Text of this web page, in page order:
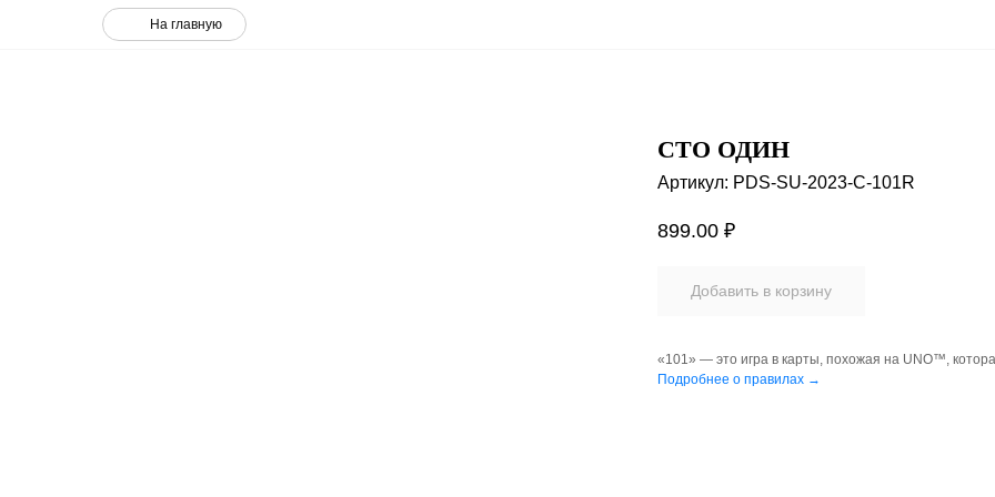
На главную
СТО ОДИН
Артикул: PDS-SU-2023-C-101R
899.00 ₽
Добавить в корзину
«101» — это игра в карты, похожая на UNO™,
Подробнее о правилах →